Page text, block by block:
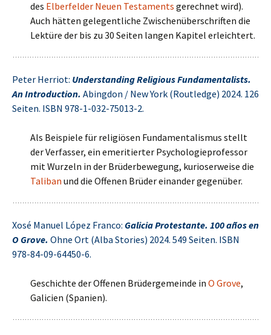
des Elberfelder Neuen Testaments gerechnet wird).
Auch hätten gelegentliche Zwischenüberschriften die
Lektüre der bis zu 30 Seiten langen Kapitel erleichtert.
Peter Herriot: Understanding Religious Fundamentalists.
An Introduction. Abingdon / New York (Routledge) 2024. 126
Seiten. ISBN 978-1-032-75013-2.
Als Beispiele für religiösen Fundamentalismus stellt
der Verfasser, ein emeritierter Psychologieprofessor
mit Wurzeln in der Brüderbewegung, kurioserweise die
Taliban und die Offenen Brüder einander gegenüber.
Xosé Manuel López Franco: Galicia Protestante. 100 años en
O Grove. Ohne Ort (Alba Stories) 2024. 549 Seiten. ISBN
978-84-09-64450-6.
Geschichte der Offenen Brüdergemeinde in O Grove,
Galicien (Spanien).